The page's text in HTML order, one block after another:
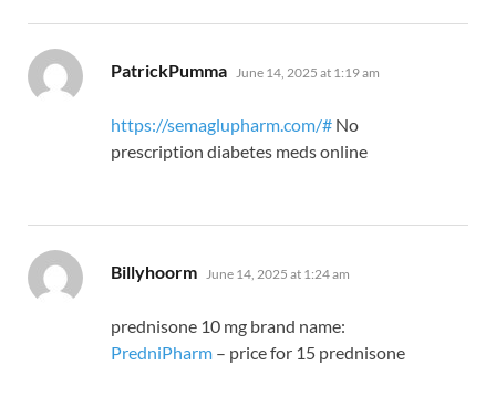
PatrickPumma says:
June 14, 2025 at 1:19 am
https://semaglupharm.com/# No
prescription diabetes meds online
Billyhoorm says:
June 14, 2025 at 1:24 am
prednisone 10 mg brand name:
PredniPharm – price for 15 prednisone